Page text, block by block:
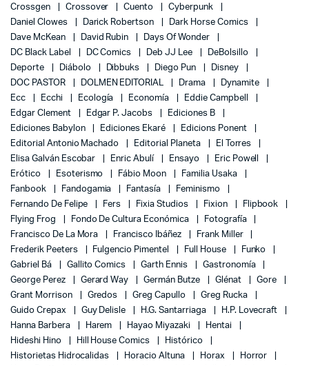
Crossgen
Crossover Cuento
Cyberpunk
Daniel Clowes
Darick Robertson
Dark Horse Comics
Dave McKean
David Rubin
Days Of Wonder
DC Black Label
DC Comics Deb JJ Lee
DeBolsillo
Deporte
Diábolo Dibbuks Diego Pun
Disney
DOC PASTOR
DOLMEN EDITORIAL Drama
Dynamite
Ecc
Ecchi Ecología Economía
Eddie Campbell
Edgar Clement
Edgar P. Jacobs
Ediciones B
Ediciones Babylon
Ediciones Ekaré
Edicions Ponent
Editorial Antonio Machado
Editorial Planeta
El Torres
Elisa Galván Escobar
Enric Abulí Ensayo
Eric Powell
Erótico
Esoterismo Fábio Moon
Familia Usaka
Fanbook
Fandogamia Fantasía
Feminismo
Fernando De Felipe
Fers Fixia Studios Fixion
Flipbook
Flying Frog
Fondo De Cultura Económica
Fotografía
Francisco De La Mora
Francisco Ibáñez
Frank Miller
Frederik Peeters
Fulgencio Pimentel Full House
Funko
Gabriel Bá
Gallito Comics Garth Ennis
Gastronomía
George Perez
Gerard Way Germán Butze Glénat
Gore
Grant Morrison
Gredos Greg Capullo
Greg Rucka
Guido Crepax
Guy Delisle H.G. Santarriaga
H.P. Lovecraft
Hanna Barbera
Harem Hayao Miyazaki
Hentai
Hideshi Hino
Hill House Comics
Histórico
Historietas Hidrocalidas
Horacio Altuna Horax
Horror